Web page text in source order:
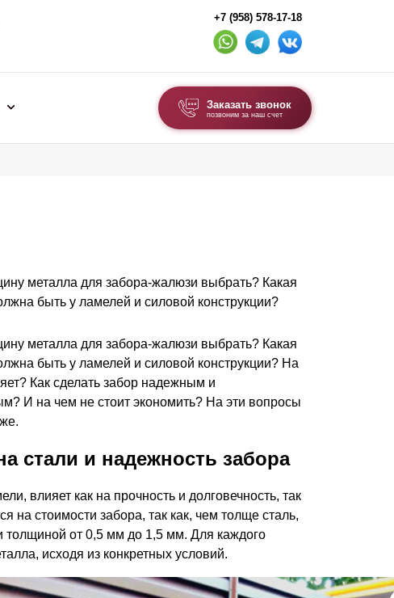
+7 (958) 578-17-18
ВОРОТА И КАЛИТКИ
Ворота распашные
Ворота складные гармошка
Каркасы ворот
Калитки
ВСЕ ДЛЯ ЗАБОРА
Панели для забора
Заказать звонок
позвоним за наш счет
металла для забора-жалюзи выбрать? Какая
быть у ламелей и силовой конструкции?
металла для забора-жалюзи выбрать? Какая
быть у ламелей и силовой конструкции? На
Как сделать забор надежным и
И на чем не стоит экономить? На эти вопросы
стали и надежность забора
влияет как на прочность и долговечность, так
на стоимости забора, так как, чем толще сталь,
толщиной от 0,5 мм до 1,5 мм. Для каждого
исходя из конкретных условий.